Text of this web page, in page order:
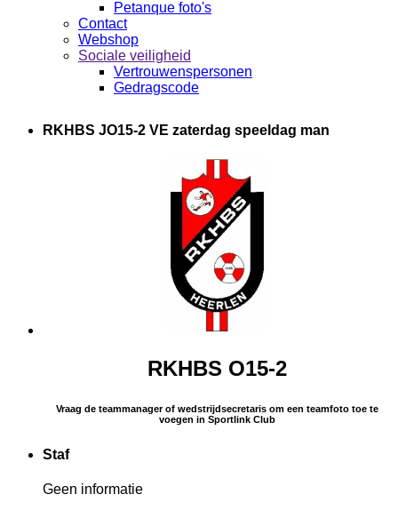
Petanque foto's
Contact
Webshop
Sociale veiligheid
Vertrouwenspersonen
Gedragscode
RKHBS JO15-2 VE zaterdag speeldag man
RKHBS O15-2
Vraag de teammanager of wedstrijdsecretaris om een teamfoto toe te
voegen in Sportlink Club
Staf
Geen informatie